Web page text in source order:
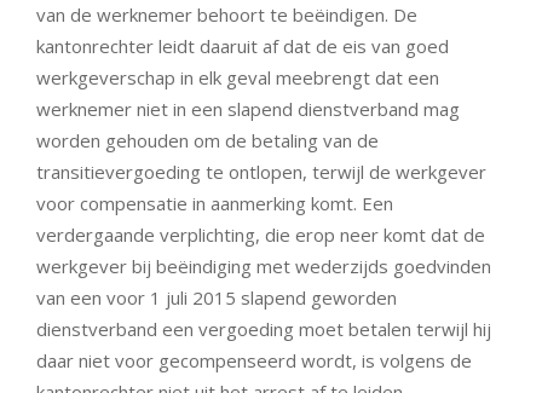
van de werknemer behoort te beëindigen. De
kantonrechter leidt daaruit af dat de eis van goed
werkgeverschap in elk geval meebrengt dat een
werknemer niet in een slapend dienstverband mag
worden gehouden om de betaling van de
transitievergoeding te ontlopen, terwijl de werkgever
voor compensatie in aanmerking komt. Een
verdergaande verplichting, die erop neer komt dat de
werkgever bij beëindiging met wederzijds goedvinden
van een voor 1 juli 2015 slapend geworden
dienstverband een vergoeding moet betalen terwijl hij
daar niet voor gecompenseerd wordt, is volgens de